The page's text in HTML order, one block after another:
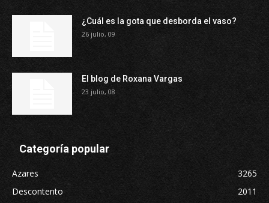
¿Cuál es la gota que desborda el vaso?
26 julio, 09
El blog de Roxana Vargas
23 julio, 08
Categoría popular
Azares
3265
Descontento
2011